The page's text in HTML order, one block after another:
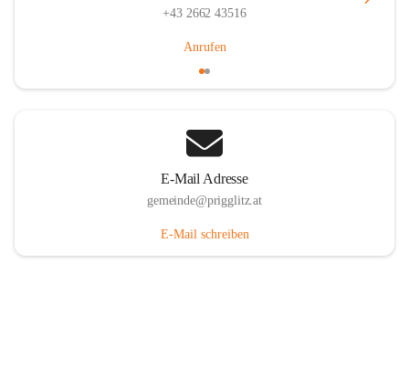
+43 2662 43516
Anrufen
E-Mail Adresse
gemeinde@prigglitz.at
E-Mail schreiben